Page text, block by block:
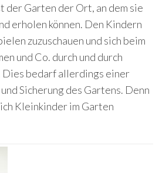
der Garten der Ort, an dem sie
erholen können. Den Kindern
zuzuschauen und sich beim
und Co. durch und durch
Dies bedarf allerdings einer
Sicherung des Gartens. Denn
Kleinkinder im Garten